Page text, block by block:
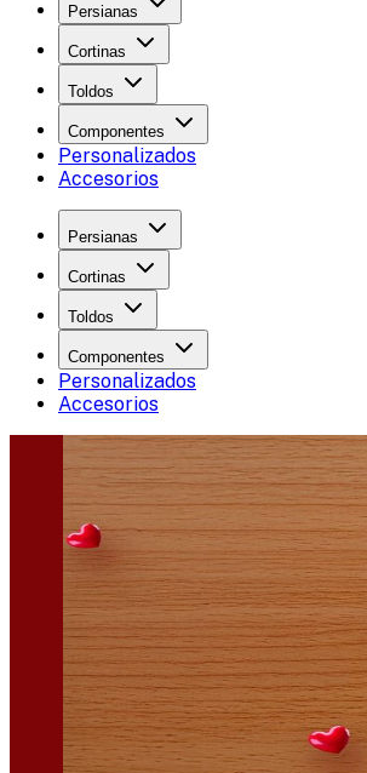
Persianas
Cortinas
Toldos
Componentes
Personalizados
Accesorios
Persianas
Cortinas
Toldos
Componentes
Personalizados
Accesorios